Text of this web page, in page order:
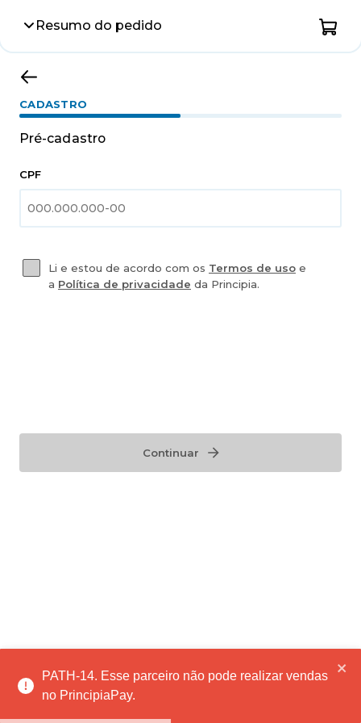
PATH-14. Esse parceiro não pode realizar vendas
no PrincipiaPay.
Resumo do pedido
CADASTRO
Pré-cadastro
CPF
Li e estou de acordo com os Termos de uso e
a Política de privacidade da Principia.
Continuar